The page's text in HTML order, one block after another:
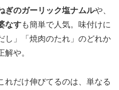
ぎのガーリック塩ナムルや、
なすも簡単で人気。味付けに
し」「焼肉のたれ」のどれか
や。
れだけ伸びてるのは、単なる